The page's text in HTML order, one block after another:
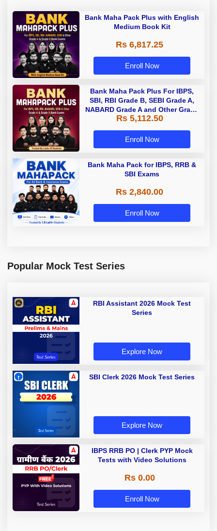
Bank Maha Pack Plus with English
Medium Book Kit
Rs 6,817.25
Enroll Now
Bank Maha Pack Plus For IBPS,
SBI, RBI Grade B, SEBI Grade A,
NABARD Grade A and Other Grade
A & Grade B Bank Exams
Rs 5,112.50
Enroll Now
Bank Maha Pack for IBPS, RRB &
SBI Exams
Rs 2,840.00
Enroll Now
Popular Mock Test Series
RBI Assistant 2026 Mock Test
Series
Explore Now
SBI Clerk 2026 Mock Test Series
Explore Now
IBPS RRB PO | Clerk PYP Mock
Tests with Video Solutions
Rs 0.00
Enroll Now